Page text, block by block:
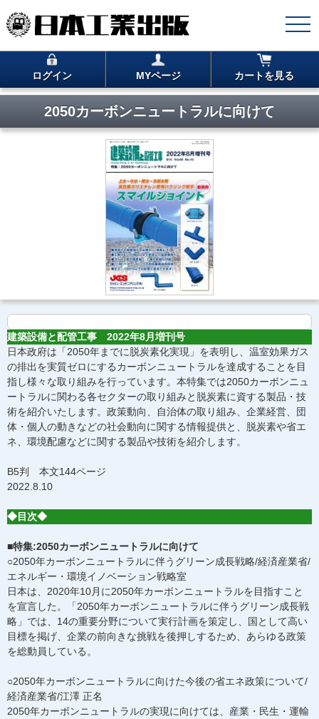
ログイン MYページ カートを見る
2050カーボンニュートラルに向けて
建築設備と配管工事 2022年8月増刊号
日本政府は「2050年までに脱炭素化実現」を表明し、温室効果ガス
の排出を実質ゼロにするカーボンニュートラルを達成することを目
指し様々な取り組みを行っています。本特集では2050カーボンニュ
ートラルに関わる各セクターの取り組みと脱炭素に資する製品・技
術を紹介いたします。政策動向、自治体の取り組み、企業経営、団
体・個人の動きなどの社会動向に関する情報提供と、脱炭素や省エ
ネ、環境配慮などに関する製品や技術を紹介します。
B5判 本文144ページ
2022.8.10
◆目次◆
■特集:2050カーボンニュートラルに向けて
○2050年カーボンニュートラルに伴うグリーン成長戦略/経済産業省/
エネルギー・環境イノベーション戦略室
日本は、2020年10月に2050年カーボンニュートラルを目指すこと
を宣言した。「2050年カーボンニュートラルに伴うグリーン成長戦
略」では、14の重要分野について実行計画を策定し、国として高い
目標を掲げ、企業の前向きな挑戦を後押しするため、あらゆる政策
を総動員している。
○2050年カーボンニュートラルに向けた今後の省エネ政策について/
経済産業省/江澤 正名
2050年カーボンニュートラルの実現に向けては、産業・民生・運輸